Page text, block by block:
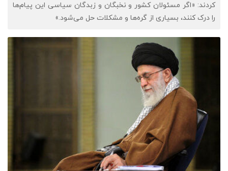
کردند: «اگر مسئولان کشور و نخبگان و زبدگان سیاسی این پیام‌ها
را درک کنند، بسیاری از گره‌ها و مشکلات حل می‌شود.»